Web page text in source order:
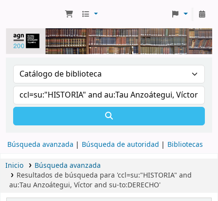
Búsqueda avanzada Búsqueda de autoridad Bibliotecas
Inicio
Búsqueda avanzada
Resultados de búsqueda para 'ccl=su:"HISTORIA" and
au:Tau Anzoátegui, Víctor and su-to:DERECHO'